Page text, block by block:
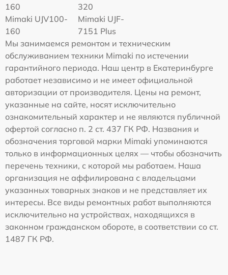
160
320
Mimaki UJV100-
160
Mimaki UJF-
7151 Plus
Мы занимаемся ремонтом и техническим
обслуживанием техники Mimaki по истечении
гарантийного периода. Наш центр в Екатеринбурге
работает независимо и не имеет официальной
авторизации от производителя. Цены на ремонт,
указанные на сайте, носят исключительно
ознакомительный характер и не являются публичной
офертой согласно п. 2 ст. 437 ГК РФ. Названия и
обозначения торговой марки Mimaki упоминаются
только в информационных целях — чтобы обозначить
перечень техники, с которой мы работаем. Наша
организация не аффилирована с владельцами
указанных товарных знаков и не представляет их
интересы. Все виды ремонтных работ выполняются
исключительно на устройствах, находящихся в
законном гражданском обороте, в соответствии со ст.
1487 ГК РФ.